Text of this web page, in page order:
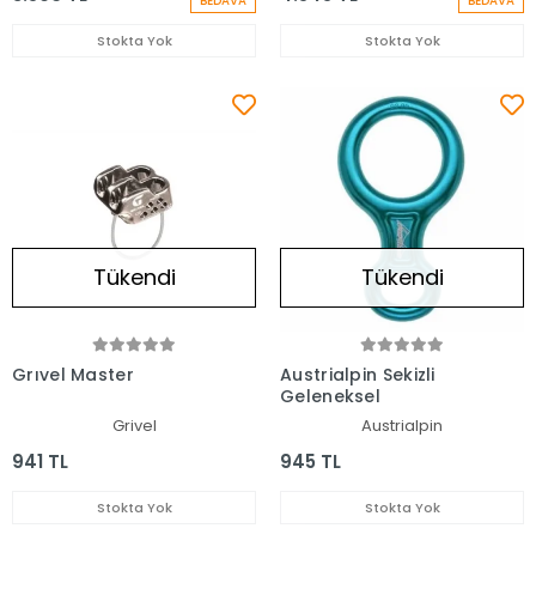
Stokta Yok Stokta Yok
Tükendi
Grıvel Master
Grivel
941 TL
Stokta Yok
Tükendi
Austrialpin Sekizli
Geleneksel
Austrialpin
945 TL
Stokta Yok